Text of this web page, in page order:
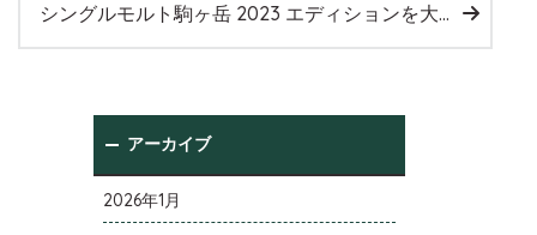
シングルモルト駒ヶ岳 2023 エディションを大阪府四條畷市のお客様より店頭買取いたしました。
アーカイブ
2026年1月